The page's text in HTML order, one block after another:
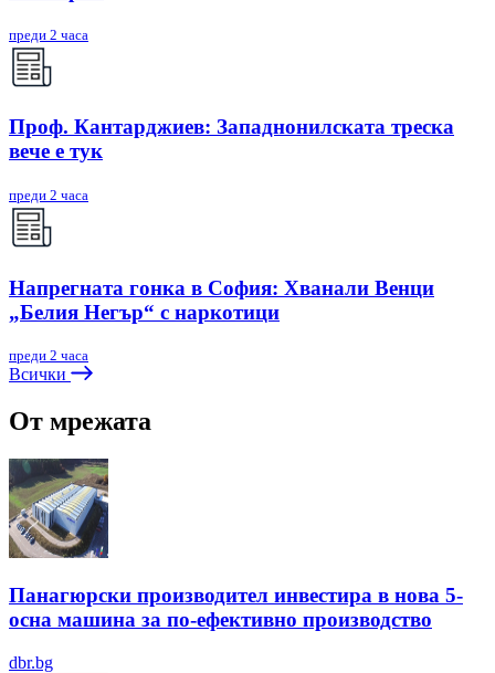
преди 2 часа
Проф. Кантарджиев: Западнонилската треска
вече е тук
преди 2 часа
Напрегната гонка в София: Хванали Венци
„Белия Негър“ с наркотици
преди 2 часа
Всички
От мрежата
Панагюрски производител инвестира в нова 5-
осна машина за по-ефективно производство
dbr.bg